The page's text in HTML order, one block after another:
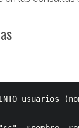
usuarios